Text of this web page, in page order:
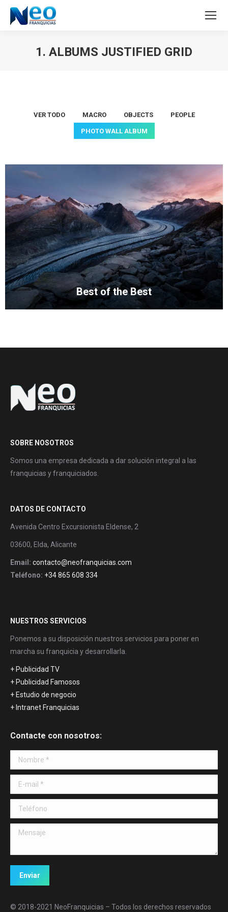
1. ALBUMS JUSTIFIED GRID
VER TODO MACRO OBJECTS PEOPLE
PHOTO WALL ALBUM
Best of the Best
SOBRE NOSOTROS
Somos una empresa dedicada a dar solución integral a las
franquicias y franquiciados.
DATOS DE CONTACTO
Avenida Centro Excursionista Eldense, 2
03600, Elda, Alicante
Email: contacto@neofranquicias.com
Teléfono: +34 865 608 334
NUESTROS SERVICIOS
Ponemos a su disposición nuestros servicios para poner en
marcha su franquicia y desarrollarla.
+ Publicidad TV
+ Publicidad Famosos
+ Estudio de negocio
+ Intranet Franquicias
Contacte con nosotros:
Nombre *
E-mail *
Teléfono
Mensaje
Enviar
© 2018-2021 NeoFranquicias – Todos los derechos reservados